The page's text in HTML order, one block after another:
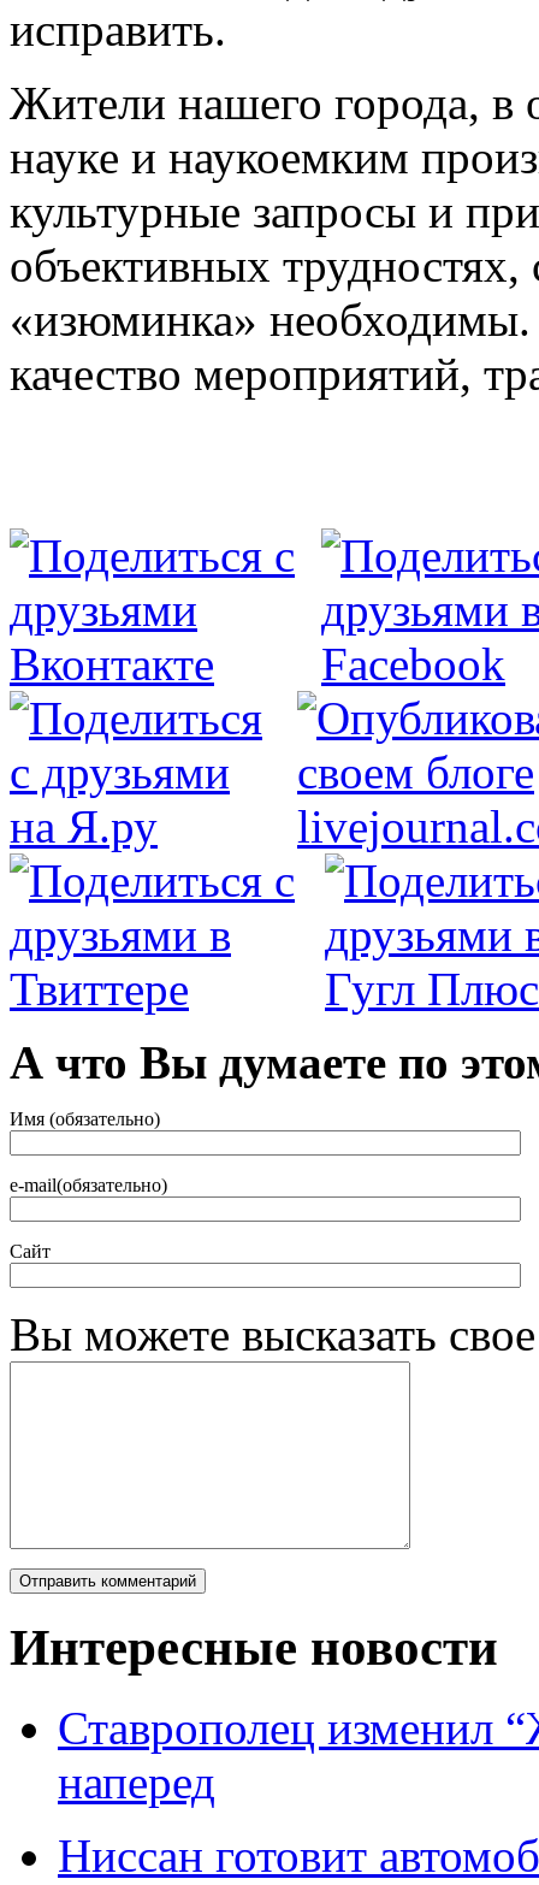
исправить.
Жители нашего города,
науке и наукоемким
культурные запросы и
объективных
«изюминка» необходимы.
качество мероприятий,
А что Вы думаете по
Имя (обязательно)
e-mail(обязательно)
Сайт
Вы можете высказать
Интересные новости
Ставрополец изменил
наперед
Ниссан готовит